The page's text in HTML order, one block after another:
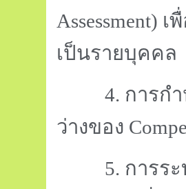
Assessment) เ
เป็นรายบุคคล
4. การก
ว่างของ
5. การระบุ